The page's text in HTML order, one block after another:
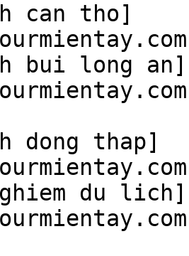
can tho]
bui long an]
thap]
du lich]